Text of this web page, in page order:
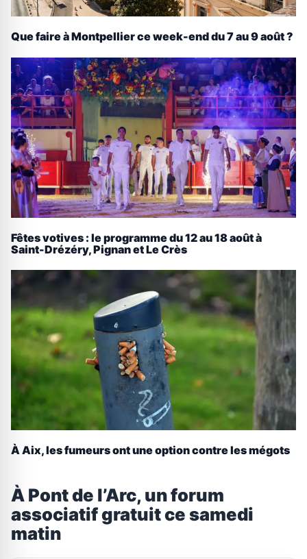
Que faire à Montpellier ce week-end du 7 au 9 août ?
Fêtes votives : le programme du 12 au 18 août à
Saint-Drézéry, Pignan et Le Crès
À Aix, les fumeurs ont une option contre les mégots
À Pont de l’Arc, un forum
associatif gratuit ce samedi
matin